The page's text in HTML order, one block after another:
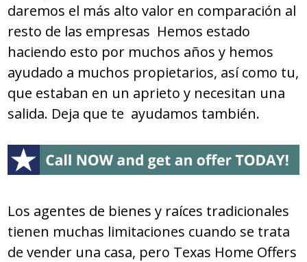
daremos el más alto valor en comparación al
resto de las empresas Hemos estado
haciendo esto por muchos años y hemos
ayudado a muchos propietarios, así como tu,
que estaban en un aprieto y necesitan una
salida. Deja que te ayudamos también.
Los agentes de bienes y raíces tradicionales
tienen muchas limitaciones cuando se trata
de vender una casa, pero Texas Home Offers